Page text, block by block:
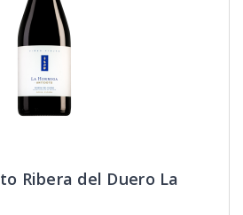
Ribera del Duero La